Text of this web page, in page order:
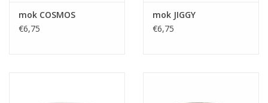
mok COSMOS
€6,75
mok JIGGY
€6,75